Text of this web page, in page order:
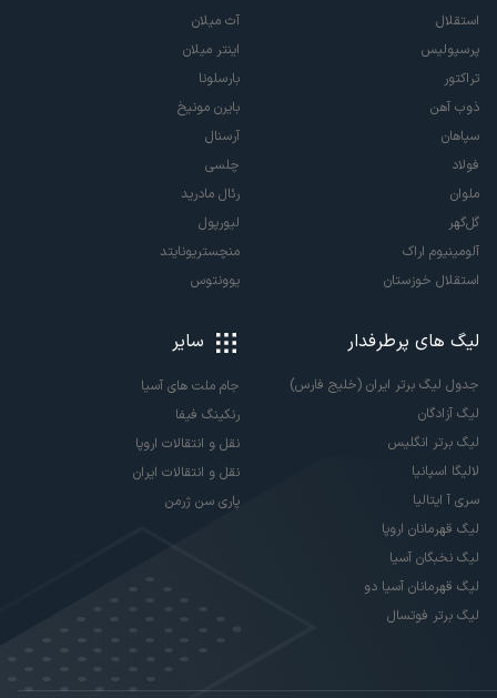
استقلال
پرسپولیس
تراکتور
ذوب آهن
سپاهان
فولاد
ملوان
گل‌گهر
آلومینیوم اراک
استقلال خوزستان
آث میلان
اینتر میلان
بارسلونا
بایرن مونیخ
آرسنال
چلسی
رئال مادرید
لیورپول
منچستریونایتد
یوونتوس
لیگ های پرطرفدار
جدول لیگ برتر ایران (خلیج فارس)
لیگ آزادگان
لیگ برتر انگلیس
لالیگا اسپانیا
سری آ ایتالیا
لیگ قهرمانان اروپا
لیگ نخبگان آسیا
لیگ قهرمانان آسیا دو
لیگ برتر فوتسال
سایر
جام ملت های آسیا
رنکینگ فیفا
نقل و انتقالات اروپا
نقل و انتقالات ایران
پاری سن ژرمن